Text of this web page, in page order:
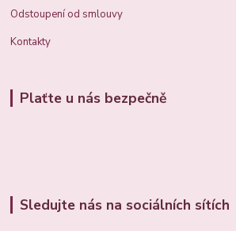
Odstoupení od smlouvy
Kontakty
Plaťte u nás bezpečně
Sledujte nás na sociálních sítích